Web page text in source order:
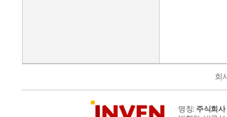
회
명칭: 주식회사